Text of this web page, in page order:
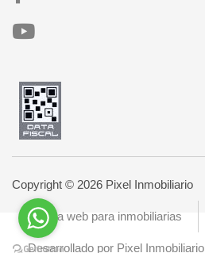
Copyright © 2026 Pixel Inmobiliario
Página web para inmobiliarias
Desarrollado por Pixel Inmobiliario